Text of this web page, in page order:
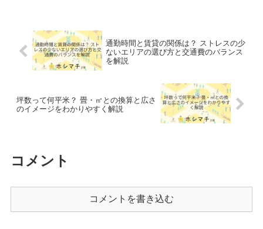
通勤時間と賃貸の関係は？ ストレスの少
ないエリアの選び方と交通費のバランス
を解説
坪数って何平米？ 畳・㎡との換算と広さ
のイメージをわかりやすく解説
コメント
コメントを書き込む